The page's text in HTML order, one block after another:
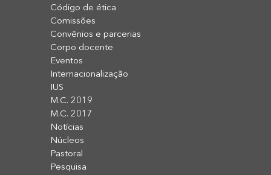
Código de ética
Comissões
Convênios e parcerias
Corpo docente
Eventos
Internacionalização
IUS
M.C. 2019
M.C. 2017
Notícias
Núcleos
Pastoral
Pesquisa